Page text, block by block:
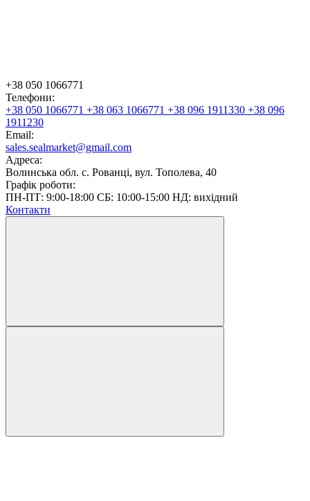
+38 050 1066771
Телефони:
+38 050 1066771 +38 063 1066771 +38 096 1911330 +38 096
1911230
Email:
sales.sealmarket@gmail.com
Адреса:
Волинська обл. с. Рованці, вул. Тополева, 40
Графік роботи:
ПН-ПТ: 9:00-18:00 СБ: 10:00-15:00 НД: вихідний
Контакти